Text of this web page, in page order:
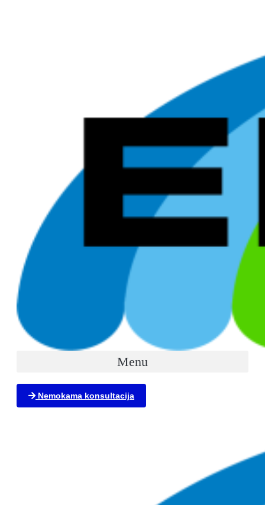
Menu
Nemokama konsultacija